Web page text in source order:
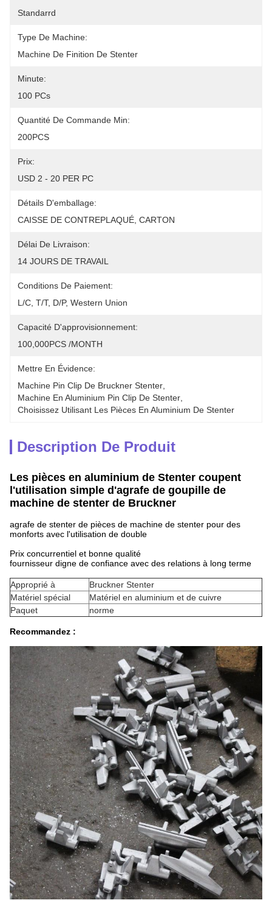
Standarrd
Type De Machine:
Machine De Finition De Stenter
Minute:
100 PCs
Quantité De Commande Min:
200PCS
Prix:
USD 2 - 20 PER PC
Détails D'emballage:
CAISSE DE CONTREPLAQUÉ, CARTON
Délai De Livraison:
14 JOURS DE TRAVAIL
Conditions De Paiement:
L/C, T/T, D/P, Western Union
Capacité D'approvisionnement:
100,000PCS /MONTH
Mettre En Évidence:
Machine Pin Clip De Bruckner Stenter
Machine En Aluminium Pin Clip De Stenter
Choisissez Utilisant Les Pièces En Aluminium De Stenter
Description De Produit
Les pièces en aluminium de Stenter coupent
l'utilisation simple d'agrafe de goupille de
machine de stenter de Bruckner
agrafe de stenter de pièces de machine de stenter pour des
monforts avec l'utilisation de double
Prix concurrentiel et bonne qualité
fournisseur digne de confiance avec des relations à long terme
Approprié à
Bruckner Stenter
Matériel spécial
Matériel en aluminium et de cuivre
Paquet
norme
Recommandez :